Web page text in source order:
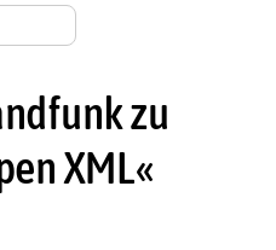
zu
XML«